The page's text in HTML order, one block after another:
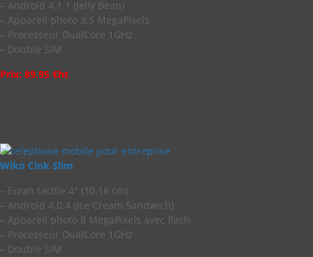
– Android 4.1.1 (Jelly Bean)
– Appareil photo 3.5 MegaPixels
– Processeur DualCore 1GHz
– Double SIM
Prix: 89.95 €ht
Wiko Cink Slim
– Ecran tactile 4″ (10.16 cm)
– Android 4.0.4 (Ice Cream Sandwich)
– Appareil photo 8 MegaPixels avec flash
– Processeur DualCore 1GHz
– Double SIM